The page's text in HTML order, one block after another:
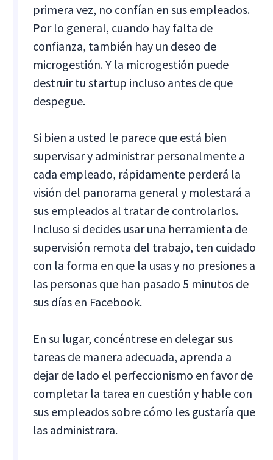
primera vez, no confían en sus empleados.
Por lo general, cuando hay falta de
confianza, también hay un deseo de
microgestión. Y la microgestión puede
destruir tu startup incluso antes de que
despegue.
Si bien a usted le parece que está bien
supervisar y administrar personalmente a
cada empleado, rápidamente perderá la
visión del panorama general y molestará a
sus empleados al tratar de controlarlos.
Incluso si decides usar una herramienta de
supervisión remota del trabajo, ten cuidado
con la forma en que la usas y no presiones a
las personas que han pasado 5 minutos de
sus días en Facebook.
En su lugar, concéntrese en delegar sus
tareas de manera adecuada, aprenda a
dejar de lado el perfeccionismo en favor de
completar la tarea en cuestión y hable con
sus empleados sobre cómo les gustaría que
las administrara.